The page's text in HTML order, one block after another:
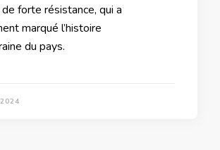
forte résistance, qui a
marqué l’histoire
du pays.